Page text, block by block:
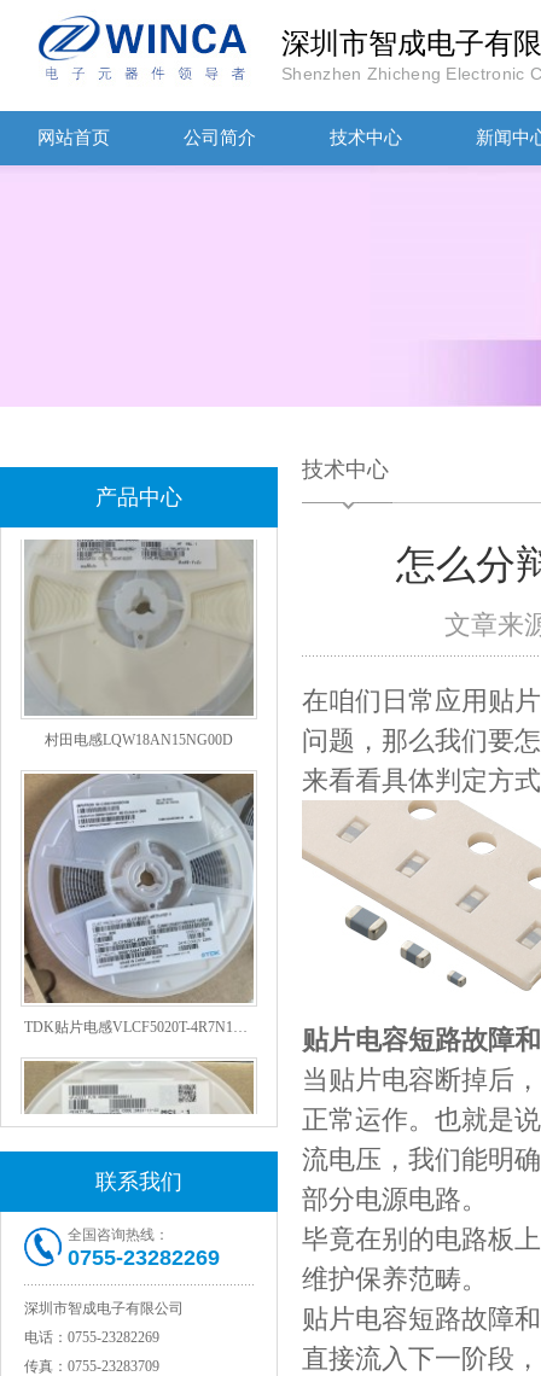
深圳市智成电子有
Shenzhen Zhicheng Electronic
网站首页 公司简介 技术中心 新闻中
产品中心
TDK滤波器ACM2012-202-2P-T002参数
村田电感LQW15AN47NG80D
联系我们
全国咨询热线：
0755-23282269
深圳市智成电子有限公司
电话： 0755-23282269
传真： 0755-23283709
技术中心
怎么分
文章来
在咱们日常应用贴
问题，那么我们要
来看看具体判定方
贴片电容短路故障
当贴片电容断掉后
正常运作。也就是
流电压，我们能明
部分电源电路。
毕竟在别的电路板
维护保养范畴。
贴片电容短路故障
直接流入下一阶段